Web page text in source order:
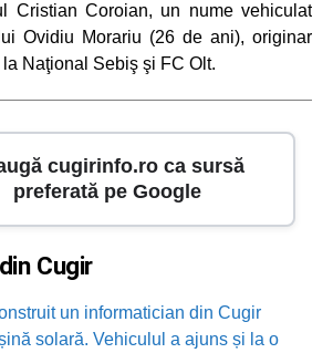
Cristian Coroian, un nume vehiculat
Ovidiu Morariu (26 de ani), originar
Naţional Sebiş şi FC Olt.
cugirinfo.ro ca sursă
preferată pe Google
Cugir
un informatician din Cugir
solară. Vehiculul a ajuns și la o